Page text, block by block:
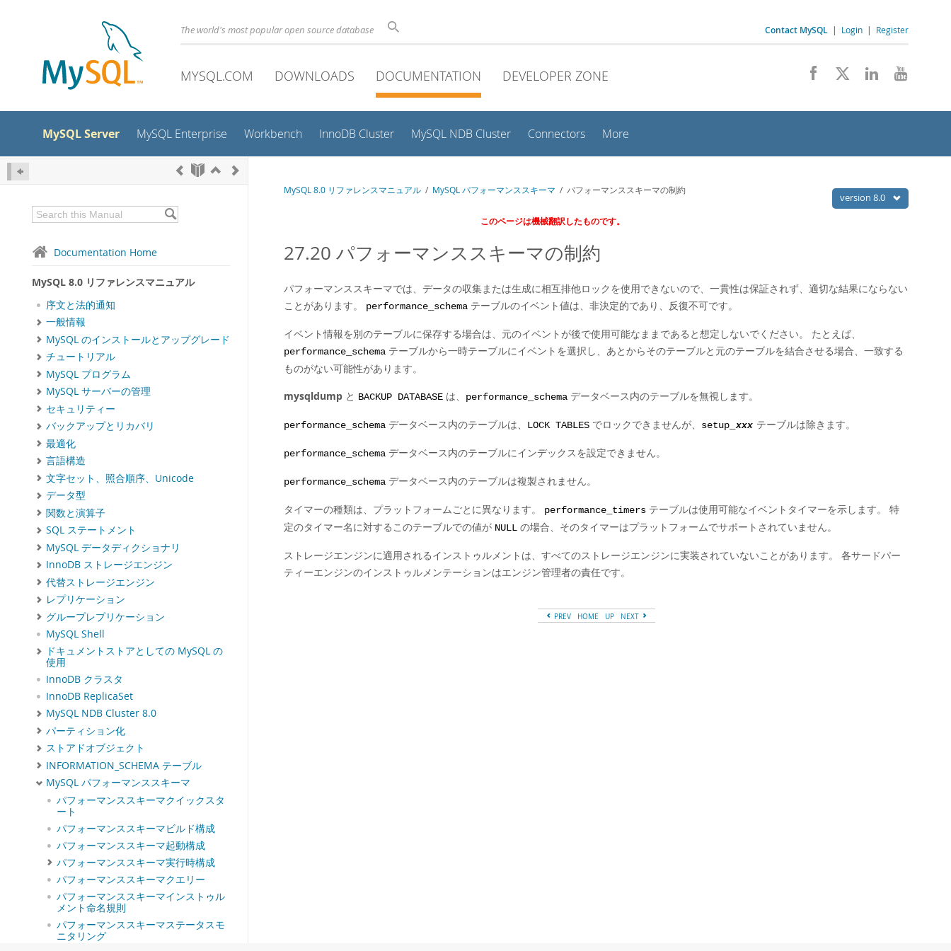
The world's most popular open source database Contact MySQL | Login | Register
MYSQL.COM DOWNLOADS DOCUMENTATION DEVELOPER ZONE
MySQL Server MySQL Enterprise Workbench InnoDB Cluster MySQL NDB Cluster Connectors More
Documentation Home
MySQL 8.0 リファレンスマニュアル
序文と法的通知
一般情報
MySQL のインストールとアップグレード
チュートリアル
MySQL プログラム
MySQL サーバーの管理
セキュリティー
バックアップとリカバリ
最適化
言語構造
文字セット、照合順序、Unicode
データ型
関数と演算子
SQL ステートメント
MySQL データディクショナリ
InnoDB ストレージエンジン
代替ストレージエンジン
レプリケーション
グループレプリケーション
MySQL Shell
ドキュメントストアとしての MySQL の
使用
InnoDB クラスタ
InnoDB ReplicaSet
MySQL NDB Cluster 8.0
パーティション化
ストアドオブジェクト
INFORMATION_SCHEMA テーブル
MySQL パフォーマンススキーマ
パフォーマンススキーマクイックスタ
ート
パフォーマンススキーマビルド構成
パフォーマンススキーマ起動構成
パフォーマンススキーマ実行時構成
パフォーマンススキーマクエリー
パフォーマンススキーマインストゥル
メント命名規則
パフォーマンススキーマステータスモ
ニタリング
version 8.0
MySQL 8.0 リファレンスマニュアル / MySQL パフォーマンススキーマ / パフォーマンススキーマの制約
このページは機械翻訳したものです。
27.20 パフォーマンススキーマの制約
パフォーマンススキーマでは、データの収集または生成に相互排他ロックを使用できないので、一貫性は保証されず、適切な結果にならない
ことがあります。
performance_schema テーブルのイベント値は、非決定的であり、反復不可です。
イベント情報を別のテーブルに保存する場合は、元のイベントが後で使用可能なままであると想定しないでください。 たとえば、
performance_schema テーブルから一時テーブルにイベントを選択し、あとからそのテーブルと元のテーブルを結合させる場合、一致する
ものがない可能性があります。
mysqldump と BACKUP DATABASE は、 performance_schema データベース内のテーブルを無視します。
performance_schema データベース内のテーブルは、 LOCK TABLES でロックできませんが、 setup_ xxx テーブルは除きます。
performance_schema データベース内のテーブルにインデックスを設定できません。
performance_schema データベース内のテーブルは複製されません。
タイマーの種類は、プラットフォームごとに異なります。 performance_timers テーブルは使用可能なイベントタイマーを示します。 特
定のタイマー名に対するこのテーブルでの値が NULL の場合、そのタイマーはプラットフォームでサポートされていません。
ストレージエンジンに適用されるインストゥルメントは、すべてのストレージエンジンに実装されていないことがあります。 各サードパー
ティーエンジンのインストゥルメンテーションはエンジン管理者の責任です。
PREV HOME UP NEXT